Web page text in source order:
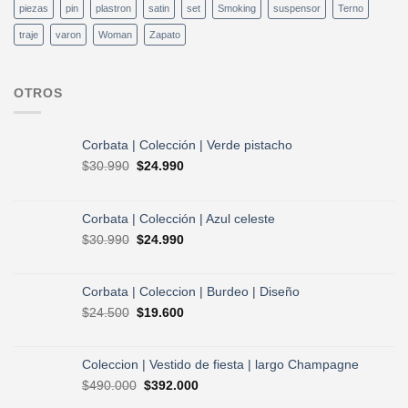
piezas pin plastron satin set Smoking suspensor Terno
traje varon Woman Zapato
OTROS
Corbata | Colección | Verde pistacho
$30.990 El
era:
$24.990El
es:
$24.990.
Corbata | Colección | Azul celeste
$30.990 El
era:
$30.990.
$24.990El
es:
$24.990.
Corbata | Coleccion | Burdeo | Diseño
$24.500 El
era:
$24.500.
$19.600El
es:
Coleccion | Vestido de fiesta | largo Champagne
$490.000 El
$392.000El